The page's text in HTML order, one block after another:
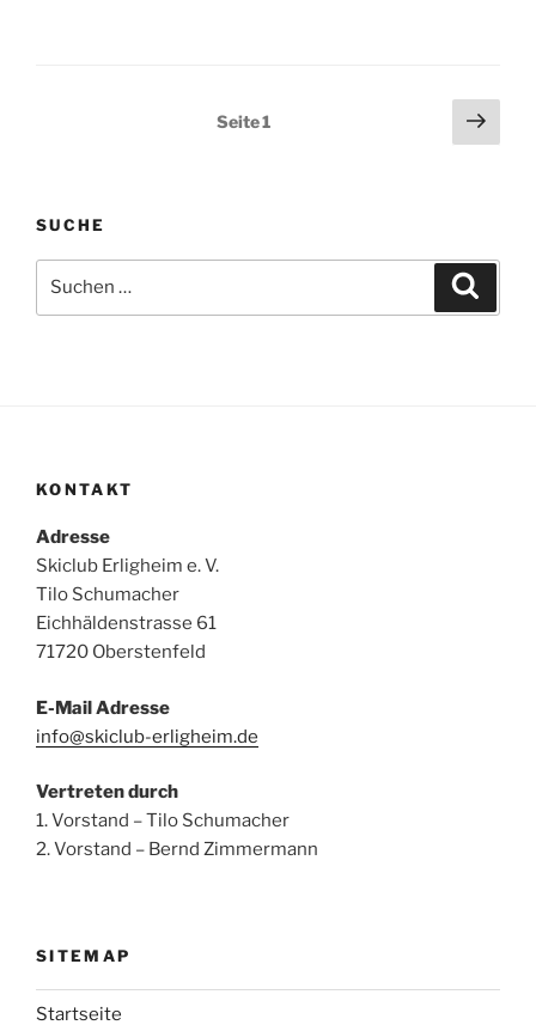
Seitennummerierung
Seite1
SUCHE
nach:
KONTAKT
Adresse
Skiclub Erligheim e. V.
Tilo Schumacher
Eichhäldenstrasse 61
71720 Oberstenfeld
E-Mail Adresse
info@skiclub-erligheim.de
Vertreten durch
1. Vorstand – Tilo Schumacher
2. Vorstand – Bernd Zimmermann
SITEMAP
Startseite